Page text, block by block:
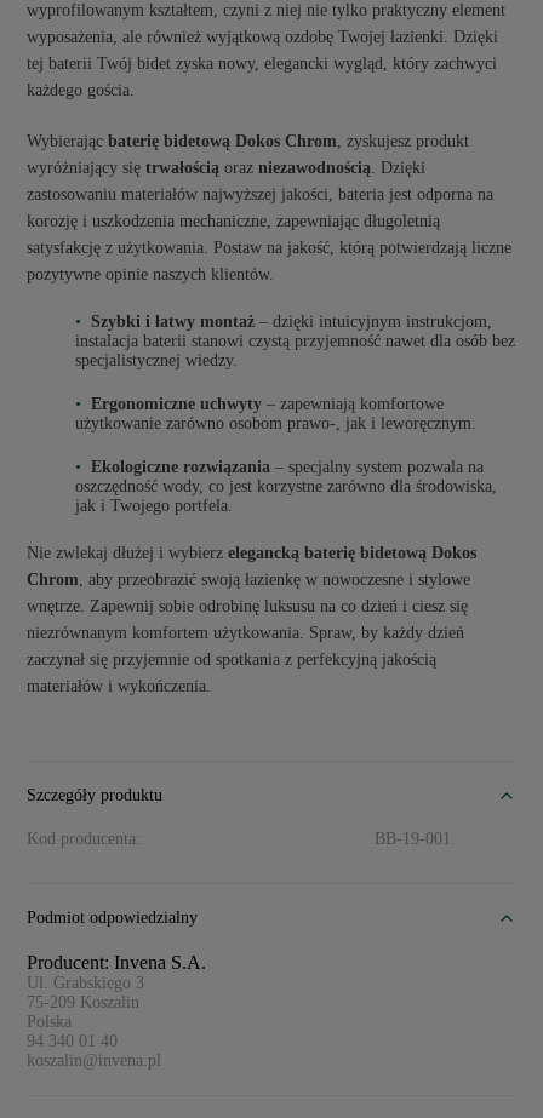
wyprofilowanym kształtem, czyni z niej nie tylko praktyczny element
wyposażenia, ale również wyjątkową ozdobę Twojej łazienki. Dzięki
tej baterii Twój bidet zyska nowy, elegancki wygląd, który zachwyci
każdego gościa.
Wybierającbaterię bidetową Dokos Chrom, zyskujesz produkt
wyróżniający siętrwałością orazniezawodnością. Dzięki
zastosowaniu materiałów najwyższej jakości, bateria jest odporna na
korozję i uszkodzenia mechaniczne, zapewniając długoletnią
satysfakcję z użytkowania. Postaw na jakość, którą potwierdzają liczne
pozytywne opinie naszych klientów.
Szybki i łatwy montaż – dzięki intuicyjnym instrukcjom,
instalacja baterii stanowi czystą przyjemność nawet dla osób bez
specjalistycznej wiedzy.
Ergonomiczne uchwyty – zapewniają komfortowe
użytkowanie zarówno osobom prawo-, jak i leworęcznym.
Ekologiczne rozwiązania – specjalny system pozwala na
oszczędność wody, co jest korzystne zarówno dla środowiska,
jak i Twojego portfela.
Nie zwlekaj dłużej i wybierzelegancką baterię bidetową Dokos
Chrom, aby przeobrazić swoją łazienkę w nowoczesne i stylowe
wnętrze. Zapewnij sobie odrobinę luksusu na co dzień i ciesz się
niezrównanym komfortem użytkowania. Spraw, by każdy dzień
zaczynał się przyjemnie od spotkania z perfekcyjną jakością
materiałów i wykończenia.
Szczegóły produktu
Kod producenta: BB-19-001
Podmiot odpowiedzialny
Producent: Invena S.A.
Ul. Grabskiego 3
75-209 Koszalin
Polska
94 340 01 40
koszalin@invena.pl